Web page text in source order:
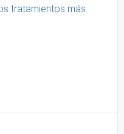
tratamientos más